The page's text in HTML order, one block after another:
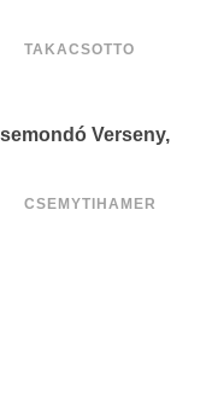
TAKACSOTTO
Verseny,
CSEMYTIHAMER